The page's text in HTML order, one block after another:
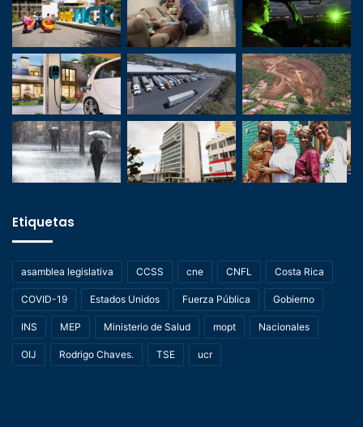
Etiquetas
asamblea legislativa CCSS cne CNFL Costa Rica
COVID-19 Estados Unidos Fuerza Pública Gobierno
INS MEP Ministerio de Salud mopt Nacionales
OIJ Rodrigo Chaves. TSE ucr